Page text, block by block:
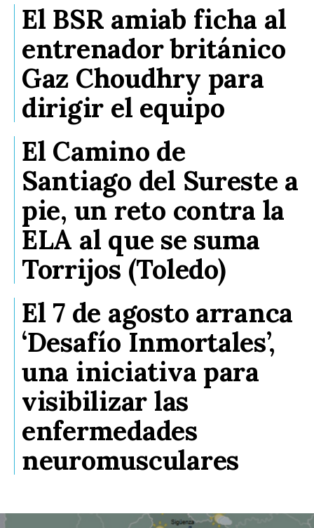
El BSR amiab ficha al
entrenador británico
Gaz Choudhry para
dirigir el equipo
El Camino de
Santiago del Sureste a
pie, un reto contra la
ELA al que se suma
Torrijos (Toledo)
El 7 de agosto arranca
‘Desafío Inmortales’,
una iniciativa para
visibilizar las
enfermedades
neuromusculares